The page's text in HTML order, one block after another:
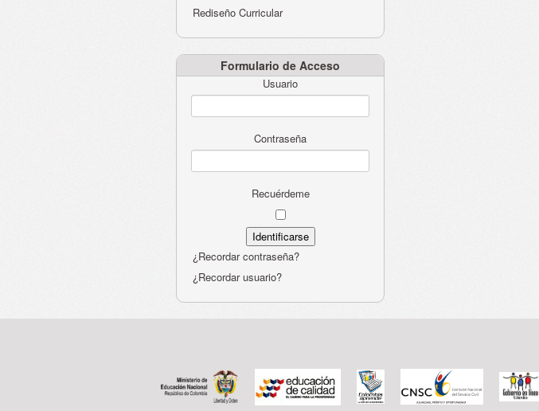
Rediseño Curricular
Formulario de Acceso
Usuario
Contraseña
Recuérdeme
¿Recordar contraseña?
¿Recordar usuario?